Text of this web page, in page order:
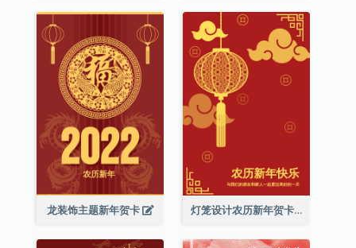
龙装饰主题新年贺卡 灯笼设计农历新年贺卡